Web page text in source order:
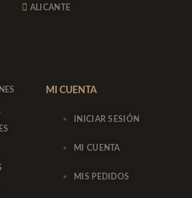
m
-
ALICANTE
MI CUENTA
INICIAR SESIÓN
MI CUENTA
MIS PEDIDOS